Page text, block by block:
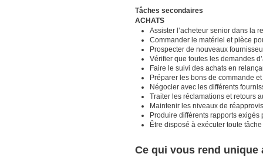
Tâches secondaires
ACHATS
Assister l’acheteur senior dans la
Commander le matériel et pièce
Prospecter de nouveaux
Vérifier que toutes les demandes
Faire le suivi des achats en
Préparer les bons de commande
Négocier avec les différents
Traiter les réclamations et retours
Maintenir les niveaux de
Produire différents rapports exigés
Être disposé à exécuter toute
Ce qui vous rend unique